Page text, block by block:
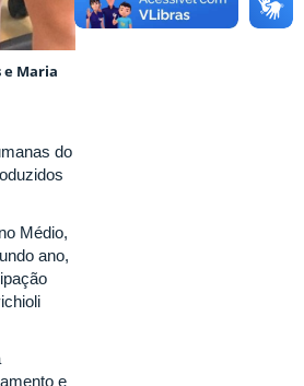
e Maria
do
Médio,
ano,
e